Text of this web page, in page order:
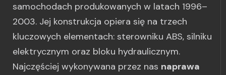
samochodach produkowanych w latach 1996–
2003. Jej konstrukcja opiera się na trzech
kluczowych elementach: sterowniku ABS, silniku
elektrycznym oraz bloku hydraulicznym.
Najczęściej wykonywana przez nas naprawa